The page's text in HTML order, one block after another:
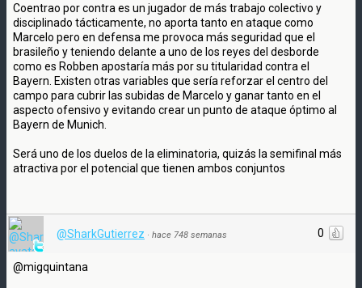
Coentrao por contra es un jugador de más trabajo colectivo y
disciplinado tácticamente, no aporta tanto en ataque como
Marcelo pero en defensa me provoca más seguridad que el
brasileño y teniendo delante a uno de los reyes del desborde
como es Robben apostaría más por su titularidad contra el
Bayern. Existen otras variables que sería reforzar el centro del
campo para cubrir las subidas de Marcelo y ganar tanto en el
aspecto ofensivo y evitando crear un punto de ataque óptimo al
Bayern de Munich.
Será uno de los duelos de la eliminatoria, quizás la semifinal más
atractiva por el potencial que tienen ambos conjuntos
0
@SharkGutierrez · hace 748 semanas
@migquintana